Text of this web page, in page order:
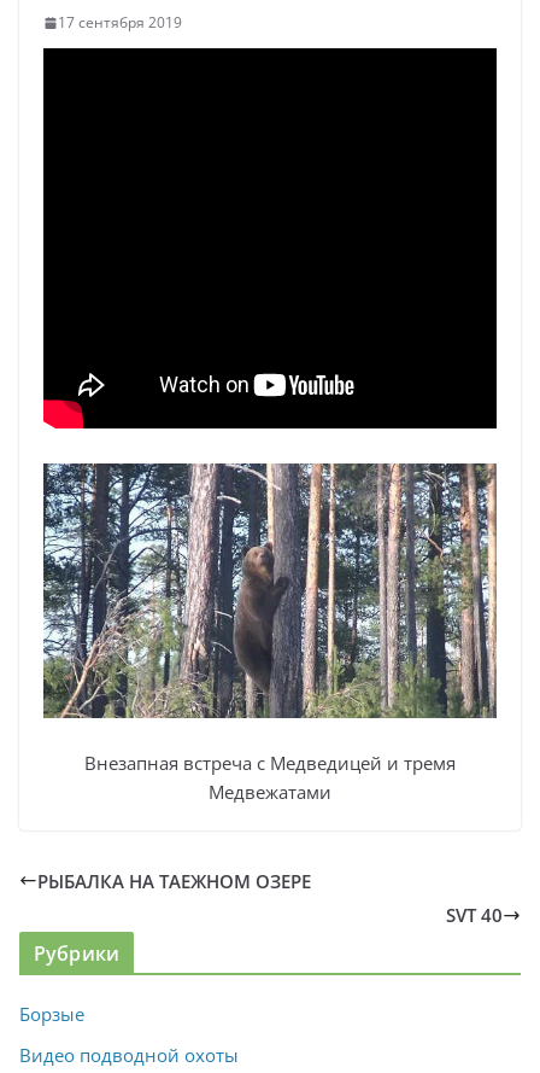
17 сентября 2019
Внезапная встреча с Медведицей и тремя
Медвежатами
РЫБАЛКА НА ТАЕЖНОМ ОЗЕРЕ
SVT 40
Рубрики
Борзые
Видео подводной охоты